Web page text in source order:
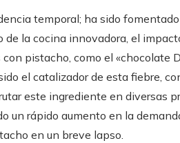
temporal; ha sido
la cocina innovadora, el
pistacho, como el «chocolate
el catalizador de esta fiebre,
este ingrediente en diversas
un rápido aumento en la
en un breve lapso.